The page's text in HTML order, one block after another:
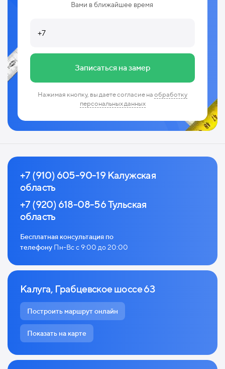
Вами в ближайшее время
Записаться на замер
Нажимая кнопку, вы даете согласие на обработку
персональных данных
+7 (910) 605-90-19 Калужская
область
+7 (920) 618-08-56 Тульская
область
Бесплатная консультация по
телефону Пн-Вс с 9:00 до 20:00
Калуга, Грабцевское шоссе 63
Построить маршрут онлайн
Показать на карте